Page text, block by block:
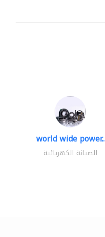
world wide power..
الصيانة الكهربائية